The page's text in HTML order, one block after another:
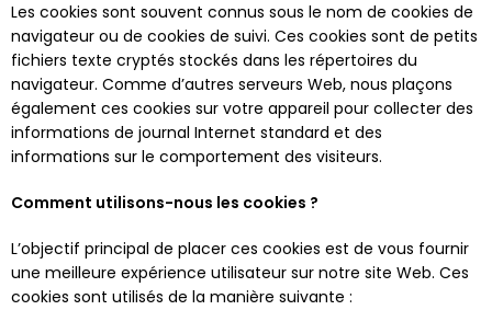
Les cookies sont souvent connus sous le nom de cookies de
navigateur ou de cookies de suivi. Ces cookies sont de petits
fichiers texte cryptés stockés dans les répertoires du
navigateur. Comme d’autres serveurs Web, nous plaçons
également ces cookies sur votre appareil pour collecter des
informations de journal Internet standard et des
informations sur le comportement des visiteurs.
Comment utilisons-nous les cookies ?
L’objectif principal de placer ces cookies est de vous fournir
une meilleure expérience utilisateur sur notre site Web. Ces
cookies sont utilisés de la manière suivante :